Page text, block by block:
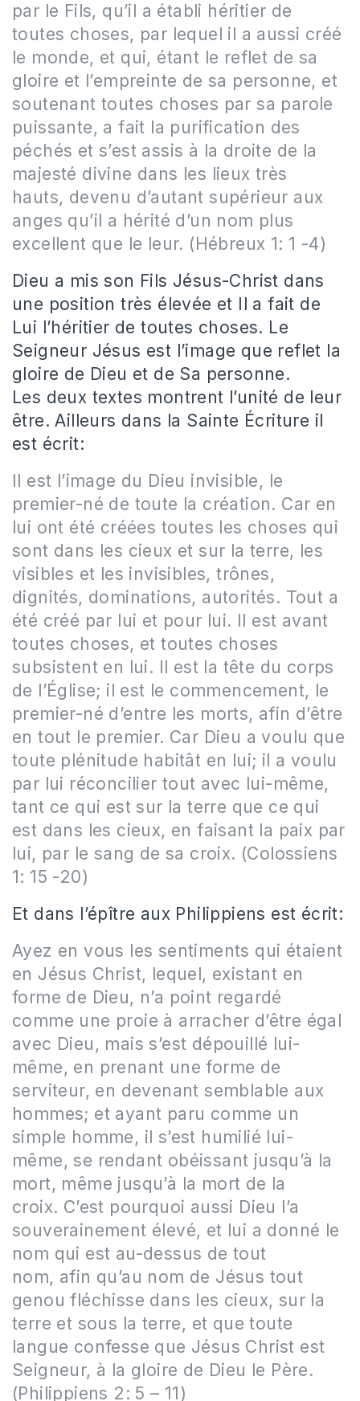
par le Fils, qu’il a établi héritier de
toutes choses, par lequel il a aussi créé
le monde, et qui, étant le reflet de sa
gloire et l’empreinte de sa personne, et
soutenant toutes choses par sa parole
puissante, a fait la purification des
péchés et s’est assis à la droite de la
majesté divine dans les lieux très
hauts, devenu d’autant supérieur aux
anges qu’il a hérité d’un nom plus
excellent que le leur. (Hébreux 1: 1 -4)
Dieu a mis son Fils Jésus-Christ dans
une position très élevée et Il a fait de
Lui l’héritier de toutes choses. Le
Seigneur Jésus est l’image que reflet la
gloire de Dieu et de Sa personne.
Les deux textes montrent l’unité de leur
être. Ailleurs dans la Sainte Écriture il
est écrit:
Il est l’image du Dieu invisible, le
premier-né de toute la création. Car en
lui ont été créées toutes les choses qui
sont dans les cieux et sur la terre, les
visibles et les invisibles, trônes,
dignités, dominations, autorités. Tout a
été créé par lui et pour lui. Il est avant
toutes choses, et toutes choses
subsistent en lui. Il est la tête du corps
de l’Église; il est le commencement, le
premier-né d’entre les morts, afin d’être
en tout le premier. Car Dieu a voulu que
toute plénitude habitât en lui; il a voulu
par lui réconcilier tout avec lui-même,
tant ce qui est sur la terre que ce qui
est dans les cieux, en faisant la paix par
lui, par le sang de sa croix. (Colossiens
1: 15 -20)
Et dans l’épître aux Philippiens est écrit:
Ayez en vous les sentiments qui étaient
en Jésus Christ, lequel, existant en
forme de Dieu, n’a point regardé
comme une proie à arracher d’être égal
avec Dieu, mais s’est dépouillé lui-
même, en prenant une forme de
serviteur, en devenant semblable aux
hommes; et ayant paru comme un
simple homme, il s’est humilié lui-
même, se rendant obéissant jusqu’à la
mort, même jusqu’à la mort de la
croix. C’est pourquoi aussi Dieu l’a
souverainement élevé, et lui a donné le
nom qui est au-dessus de tout
nom, afin qu’au nom de Jésus tout
genou fléchisse dans les cieux, sur la
terre et sous la terre, et que toute
langue confesse que Jésus Christ est
Seigneur, à la gloire de Dieu le Père.
(Philippiens 2: 5 – 11)